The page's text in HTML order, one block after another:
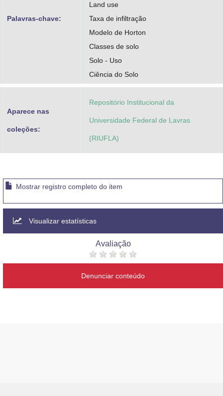
Palavras-chave:
Land use
Taxa de infiltração
Modelo de Horton
Classes de solo
Solo - Uso
Ciência do Solo
Aparece nas
coleções:
Repositório Institucional da
Universidade Federal de Lavras
(RIUFLA)
Mostrar registro completo do item
Visualizar estatísticas
Avaliação
Denunciar conteúdo